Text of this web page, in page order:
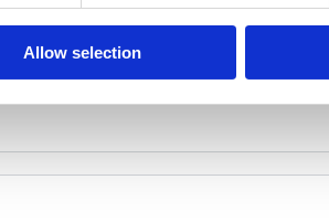
Allow selection